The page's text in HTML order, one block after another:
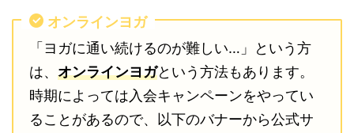
オンラインヨガ
「ヨガに通い続けるのが難しい…」という方
は、 オンラインヨガという方法もあります。
時期によっては入会キャンペーンをやってい
ることがあるので、以下のバナーから公式サ